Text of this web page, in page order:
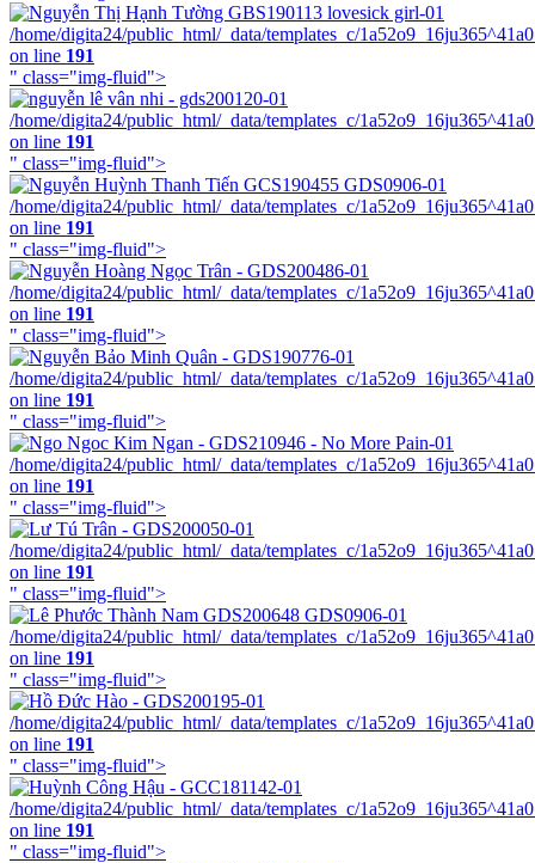
/home/digita24/public_html/_data/templates_c/
on line 191
" class="img-fluid">
/home/digita24/public_html/_data/templates_c/
on line 191
" class="img-fluid">
/home/digita24/public_html/_data/templates_c/
on line 191
" class="img-fluid">
/home/digita24/public_html/_data/templates_c/
on line 191
" class="img-fluid">
/home/digita24/public_html/_data/templates_c/
on line 191
" class="img-fluid">
/home/digita24/public_html/_data/templates_c/
on line 191
" class="img-fluid">
/home/digita24/public_html/_data/templates_c/
on line 191
" class="img-fluid">
/home/digita24/public_html/_data/templates_c/
on line 191
" class="img-fluid">
/home/digita24/public_html/_data/templates_c/
on line 191
" class="img-fluid">
/home/digita24/public_html/_data/templates_c/
on line 191
" class="img-fluid">